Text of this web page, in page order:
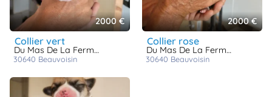
2000 €
collier vert
Du Mas De La Fermine
30640 beauvoisin
2000 €
collier rose
Du Mas De La Fermine
30640 beauvoisin